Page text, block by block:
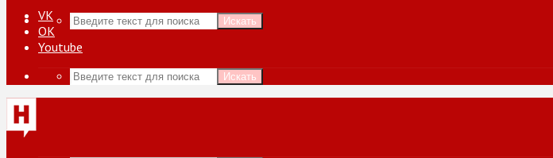
Искать
VK
ОК
Youtube
Искать